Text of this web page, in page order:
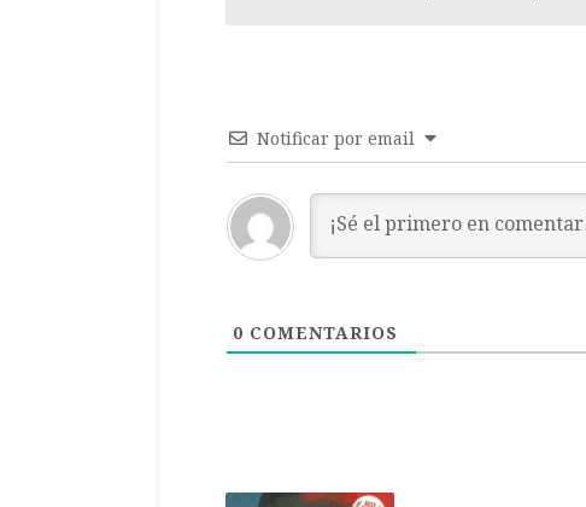
Notificar por email
0 COMENTARIOS